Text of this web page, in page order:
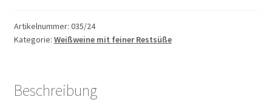
Qualitätswein
süß
Artikelnummer: 035/24
Kategorie: Weißweine mit feiner Restsüße
Beschreibung